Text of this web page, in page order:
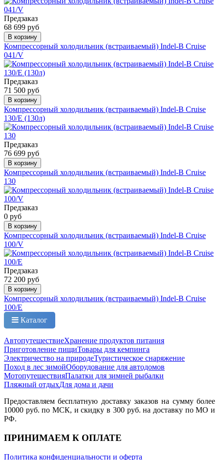
Предзаказ
68 699 руб
В корзину
Компрессорный холодильник (встраиваемый) Indel-B Cruise
041/V
Предзаказ
71 500 руб
В корзину
Компрессорный холодильник (встраиваемый) Indel-B Cruise
130/E (130л)
Предзаказ
76 699 руб
В корзину
Компрессорный холодильник (встраиваемый) Indel-B Cruise
130
Предзаказ
0 руб
В корзину
Компрессорный холодильник (встраиваемый) Indel-B Cruise
100/V
Предзаказ
72 200 руб
В корзину
Компрессорный холодильник (встраиваемый) Indel-B Cruise
100/E
Каталог
АвтопутешествиеХранение продуктов питания
Приготовление пищиТовары для кемпинга
Электричество на природеТуристическое снаряжение
Поход в лес зимойОборудование для автодомов
МотопутешествияПалатки для зимней рыбалки
Пляжный отдыхДля дома и дачи
Предоставляем бесплатную доставку заказов на сумму более
10000 руб. по МСК, и скидку в 300 руб. на доставку по МО и
РФ.
ПРИНИМАЕМ К ОПЛАТЕ
Политика конфиденциальности и оферта